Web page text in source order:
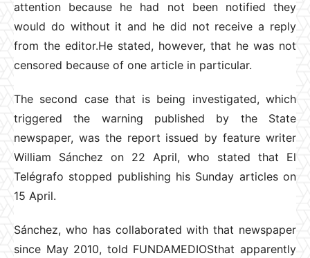
attention because he had not been notified they
would do without it and he did not receive a reply
from the editor.He stated, however, that he was not
censored because of one article in particular.
The second case that is being investigated, which
triggered the warning published by the State
newspaper, was the report issued by feature writer
William Sánchez on 22 April, who stated that El
Telégrafo stopped publishing his Sunday articles on
15 April.
Sánchez, who has collaborated with that newspaper
since May 2010, told FUNDAMEDIOSthat apparently